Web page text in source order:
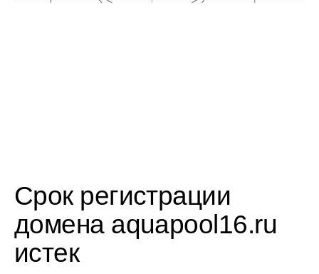
Срок регистрации
домена aquapool16.ru
истек